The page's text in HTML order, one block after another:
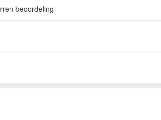
beoordeling